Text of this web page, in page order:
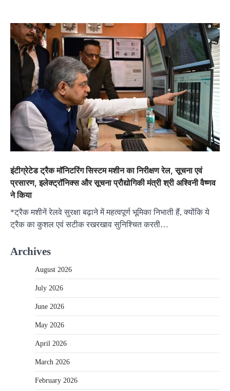
इंटीग्रेटेड ट्रैक मॉनिटरिंग सिस्टम मशीन का निरीक्षण रेल, सूचना एवं
प्रसारण, इलेक्ट्रॉनिक्स और सूचना प्रौद्योगिकी मंत्री श्री अश्विनी वैष्णव
ने किया
*ट्रैक मशीनें रेलवे सुरक्षा बढ़ाने में महत्वपूर्ण भूमिका निभाती हैं, क्योंकि ये
ट्रैक का कुशल एवं सटीक रखरखाव सुनिश्चित करती…
Archives
August 2026
July 2026
June 2026
May 2026
April 2026
March 2026
February 2026